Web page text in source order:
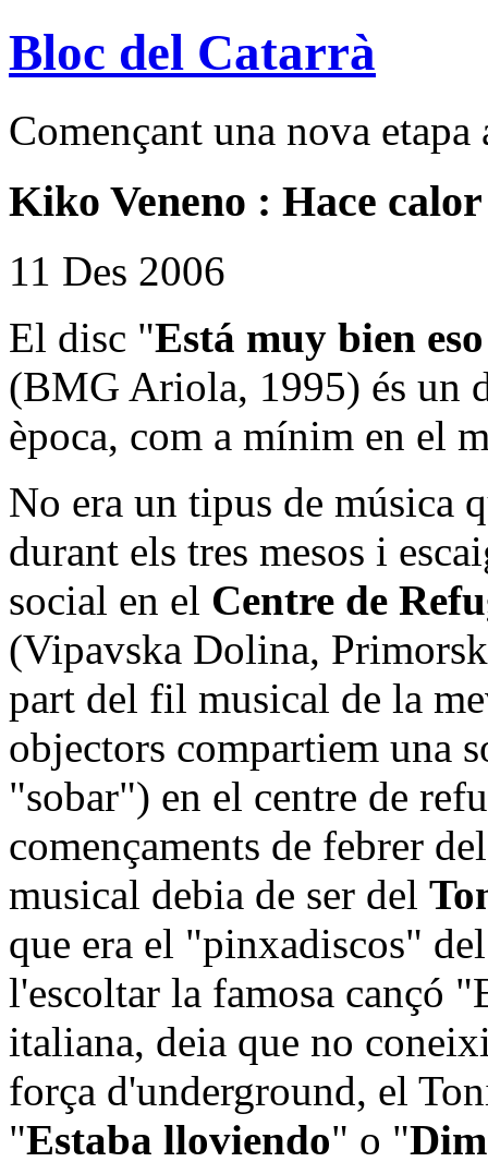
Bloc del Catarrà
Començant una nova
Kiko Veneno : Hace calor
11 Des 2006
El disc "Está muy bien
(BMG Ariola, 1995) és un
època, com a mínim en el
No era un tipus de música
durant els tres mesos i
social en el Centre de
(Vipavska Dolina,
part del fil musical de la
objectors compartiem una
"sobar") en el centre de
començaments de febrer
musical debia de ser del
que era el "pinxadiscos"
l'escoltar la famosa cançó
italiana, deia que no
força d'underground, el
"Estaba lloviendo" o "